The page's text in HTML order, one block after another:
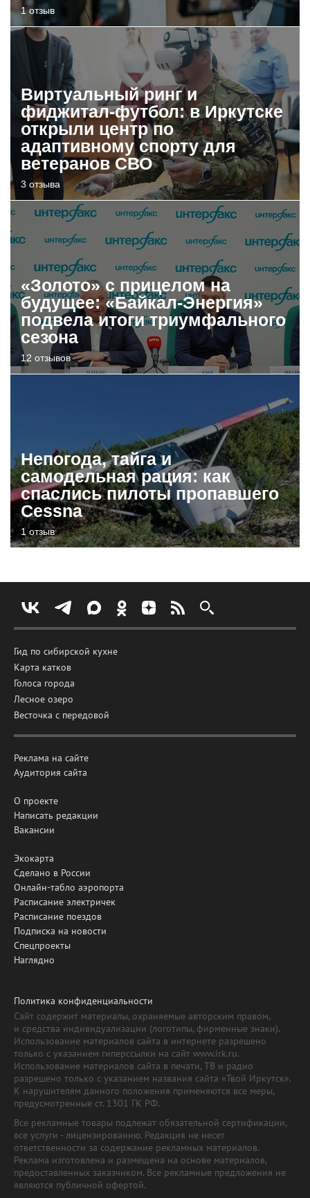
1 отзыв
Виртуальный ринг и
фиджитал-футбол: в Иркутске
открыли центр по
адаптивному спорту для
ветеранов СВО
3 отзыва
«Золото» с прицелом на
будущее: «Байкал-Энергия»
подвела итоги триумфального
сезона
12 отзывов
Непогода, тайга и
самодельная рация: как
спаслись пилоты пропавшего
Cessna
1 отзыв
Гид по сибирской кухне
Карта катков
Голоса города
Лесное озеро
Весточка с передовой
Реклама на сайте
Аудитория сайта
О проекте
Написать редакции
Вакансии
Экокарта
Сделано в России
Онлайн-табло аэропорта
Расписание электричек
Расписание поездов
Подписка на новости
Спецпроекты
Наглядно
Политика конфиденциальности
Сайт содержит материалы, охраняемые авторским правом,
и средства индивидуализации (логотипы, фирменные знаки).
Использование материалов сайта в интернете разрешено
только с указанием гиперссылки на сайт www.irk.ru.
Использование материалов сайта в печати, ТВ и радио
разрешено только с указанием названия сайта «Твой Иркутск».
К нарушителям данного положения применяются все меры,
предусмотренные ст. 1301 ГК РФ.
Все рекламные товары подлежат обязательной сертификации,
все услуги - лицензированию. Редакция не несет
ответственности за содержание рекламных материалов.
Реклама изготовлена и размещена на основе материалов,
предоставленных заказчиком. Все рекламные предложения не
являются публичной офертой.